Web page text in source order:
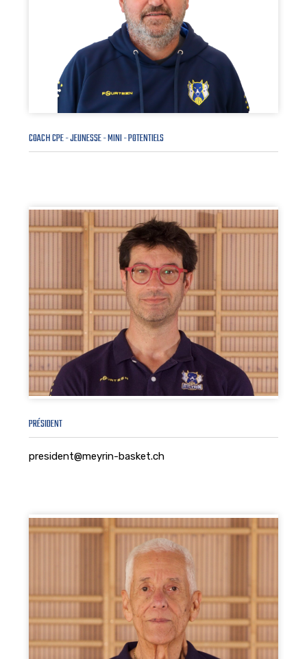
COACH CPE - JEUNESSE - MINI - POTENTIELS
PRÉSIDENT
president@meyrin-basket.ch